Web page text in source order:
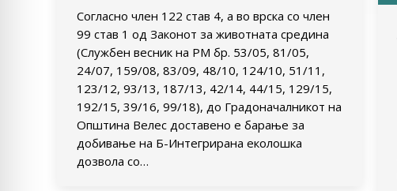
Согласно член 122 став 4, а во врска со член
99 став 1 од Законот за животната средина
(Службен весник на РМ бр. 53/05, 81/05,
24/07, 159/08, 83/09, 48/10, 124/10, 51/11,
123/12, 93/13, 187/13, 42/14, 44/15, 129/15,
192/15, 39/16, 99/18), до Градоначалникот на
Општина Велес доставено е барање за
добивање на Б-Интегрирана еколошка
дозвола со…